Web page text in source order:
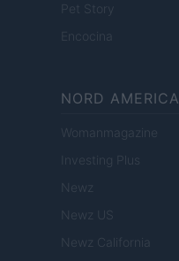
Pet Story
Encocina
NORD AMERICA
Womanmagazine
Investing Plus
Newz
Newz US
Newz California